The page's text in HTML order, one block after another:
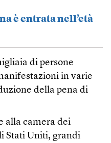
è entrata nell’età
di persone
in varie
della pena di
alla camera dei
Stati Uniti, grandi